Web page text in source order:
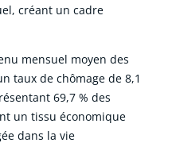
créant un cadre
mensuel moyen des
taux de chômage de 8,1
69,7 % des
un tissu économique
dans la vie